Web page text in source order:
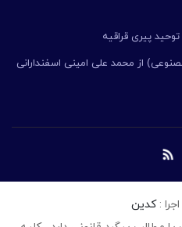
پیری قراقیه
از محمد علی امینی اسفندارانی
:کدین